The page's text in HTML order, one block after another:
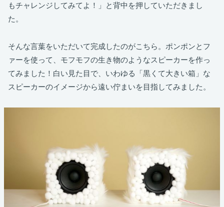
もチャレンジしてみてよ！」と背中を押していただきまし
た。
そんな言葉をいただいて完成したのがこちら。ポンポンとフ
ァーを使って、モフモフの生き物のようなスピーカーを作っ
てみました！白い見た目で、いわゆる「黒くて大きい箱」な
スピーカーのイメージから遠い佇まいを目指してみました。